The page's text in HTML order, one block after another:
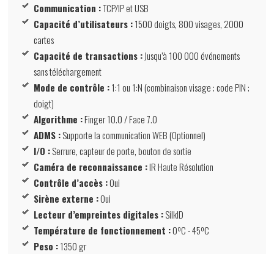
Communication :TCP/IP et USB
Capacité d’utilisateurs :1500 doigts, 800 visages, 2000
cartes
Capacité de transactions :Jusqu’à 100 000 événements
sans téléchargement
Mode de contrôle :1:1 ou 1:N (combinaison visage ; code PIN ;
doigt)
Algorithme :Finger 10.0 / Face 7.0
ADMS :Supporte la communication WEB (Optionnel)
I/O :Serrure, capteur de porte, bouton de sortie
Caméra de reconnaissance :IR Haute Résolution
Contrôle d’accès :Oui
Sirène externe :Oui
Lecteur d’empreintes digitales :SilkID
Température de fonctionnement :0ºC - 45ºC
Peso :1350 gr